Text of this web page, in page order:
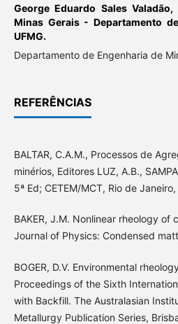
George Eduardo Sales Valadão,
Minas Gerais - Departamento
UFMG.
Departamento de Engenharia de
REFERÊNCIAS
BALTAR, C.A.M., Processos de
minérios, Editores LUZ, A.B.,
5ª Ed; CETEM/MCT, Rio de
BAKER, J.M. Nonlinear rheology of
Journal of Physics: Condensed
BOGER, D.V. Environmental
Proceedings of the Sixth
with Backfill. The Australasian
Metallurgy Publication Series,